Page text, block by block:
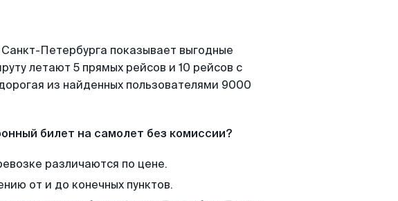
Петербурга показывает выгодные
летают 5 прямых рейсов и 10 рейсов с
из найденных пользователями 9000
билет на самолет без комиссии?
различаются по цене.
от и до конечных пунктов.